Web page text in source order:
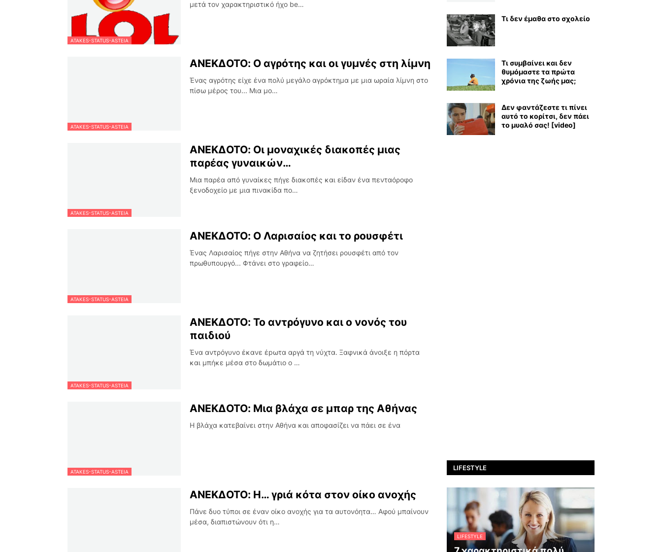
ATAKES-STATUS-ASTEIA
μετά τον χαρακτηριστικό ήχο be…
ATAKES-STATUS-ASTEIA
ΑΝΕΚΔΟΤΟ: Ο αγρότης και οι γυμvές στη λίμνη
Ένας αγρότης είχε ένα πολύ μεγάλο αγρόκτημα με μια ωραία λίμνη στο
πίσω μέρος του... Μια μο…
ATAKES-STATUS-ASTEIA
ΑΝΕΚΔΟΤΟ: Οι μοναχικές διακοπές μιας
παρέας γυναικών…
Μια παρέα από γυναίκες πήγε διακοπές και είδαν ένα πενταόροφο
ξενοδοχείο με μια πινακίδα πο…
ATAKES-STATUS-ASTEIA
ΑΝΕΚΔΟΤΟ: Ο Λαρισαίος και το ρουσφέτι
Ένας Λαρισαίος πήγε στην Αθήνα να ζητήσει ρουσφέτι από τον
πρωθυπουργό... Φτάνει στο γραφείο…
ATAKES-STATUS-ASTEIA
ΑΝΕΚΔΟΤΟ: Το αντρόγυνο και ο νονός του
παιδιού
Ένα αντρόγυνο έκανε έpωτα αργά τη νύχτα. Ξαφνικά άνοιξε η πόρτα
και μπήκε μέσα στο δωμάτιο ο …
ATAKES-STATUS-ASTEIA
ΑΝΕΚΔΟΤΟ: Μια βλάχα σε μπαρ της Αθήνας
Η βλάχα κατεβαίνει στην Αθήνα και αποφασίζει να πάει σε ένα
ΑΝΕΚΔΟΤΟ: Η… γριά κότα στον οίκο ανοχής
Πάνε δυο τύποι σε έναν οίκο ανοχής για τα αυτονόητα… Αφού μπαίνουν
μέσα, διαπιστώνουν ότι η…
Τι δεν έμαθα στο σχολείο
Τι συμβαίνει και δεν
θυμόμαστε τα πρώτα
χρόνια της ζωής μας;
Δεν φαντάζεστε τι πίνει
αυτό το κορίτσι, δεν πάει
το μυαλό σας! [video]
LIFESTYLE
LIFESTYLE